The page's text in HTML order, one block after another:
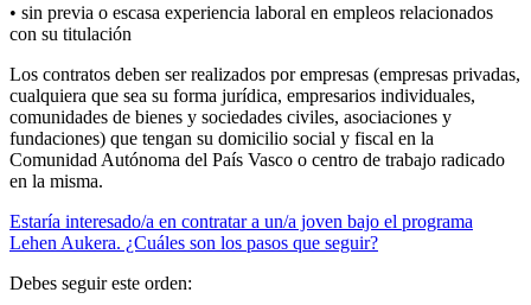
• sin previa o escasa experiencia laboral en empleos relacionados
con su titulación
Los contratos deben ser realizados por empresas (empresas privadas,
cualquiera que sea su forma jurídica, empresarios individuales,
comunidades de bienes y sociedades civiles, asociaciones y
fundaciones) que tengan su domicilio social y fiscal en la
Comunidad Autónoma del País Vasco o centro de trabajo radicado
en la misma.
Estaría interesado/a en contratar a un/a joven bajo el programa
Lehen Aukera. ¿Cuáles son los pasos que seguir?
Debes seguir este orden: